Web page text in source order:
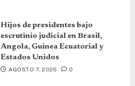
Hijos de presidentes bajo
escrutinio judicial en Brasil,
Angola, Guinea Ecuatorial y
Estados Unidos
AGOSTO 7, 2026 0